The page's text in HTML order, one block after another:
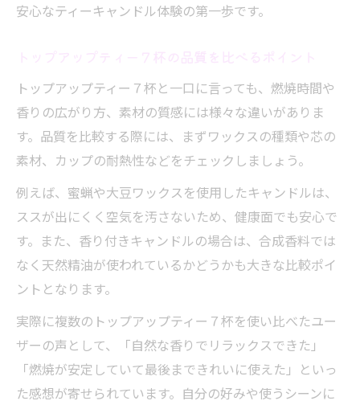
安心なティーキャンドル体験の第一歩です。
トップアップティー７杯と一口に言っても、燃焼時間や
香りの広がり方、素材の質感には様々な違いがありま
す。品質を比較する際には、まずワックスの種類や芯の
素材、カップの耐熱性などをチェックしましょう。
例えば、蜜蝋や大豆ワックスを使用したキャンドルは、
ススが出にくく空気を汚さないため、健康面でも安心で
す。また、香り付きキャンドルの場合は、合成香料では
なく天然精油が使われているかどうかも大きな比較ポイ
ントとなります。
実際に複数のトップアップティー７杯を使い比べたユー
ザーの声として、「自然な香りでリラックスできた」
「燃焼が安定していて最後まできれいに使えた」といっ
た感想が寄せられています。自分の好みや使うシーンに